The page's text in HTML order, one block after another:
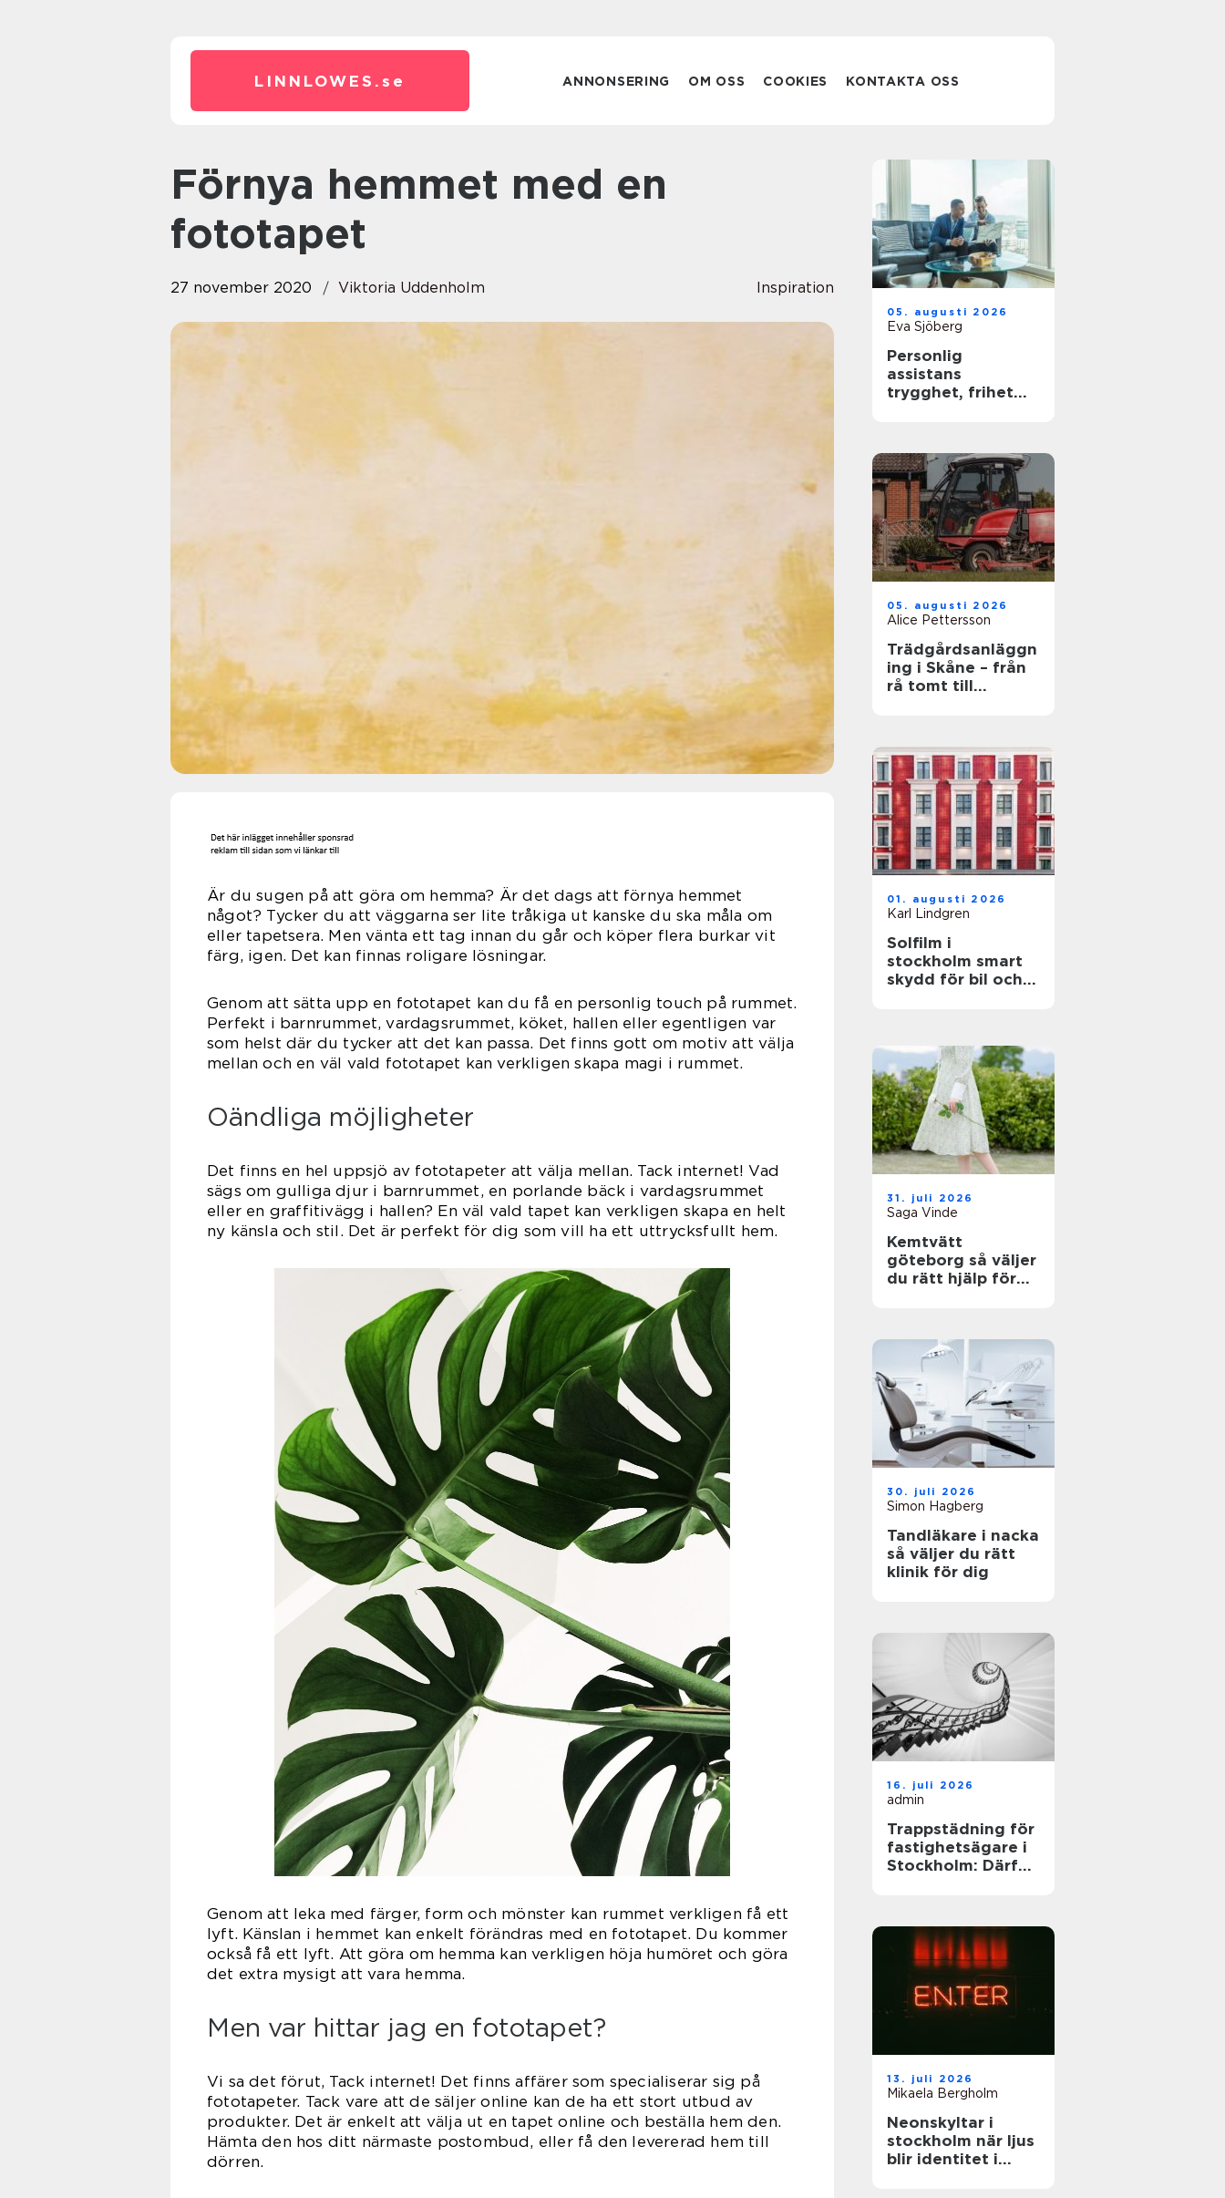
LINNLOWES. se ANNONSERING OM OSS COOKIES KONTAKTA OSS
Förnya hemmet med en
fototapet
27 november 2020 Viktoria Uddenholm Inspiration
Är du sugen på att göra om hemma? Är det dags att förnya hemmet
något? Tycker du att väggarna ser lite tråkiga ut kanske du ska måla om
eller tapetsera. Men vänta ett tag innan du går och köper flera burkar vit
färg, igen. Det kan finnas roligare lösningar.
Genom att sätta upp en fototapet kan du få en personlig touch på rummet.
Perfekt i barnrummet, vardagsrummet, köket, hallen eller egentligen var
som helst där du tycker att det kan passa. Det finns gott om motiv att välja
mellan och en väl vald fototapet kan verkligen skapa magi i rummet.
Oändliga möjligheter
Det finns en hel uppsjö av fototapeter att välja mellan. Tack internet! Vad
sägs om gulliga djur i barnrummet, en porlande bäck i vardagsrummet
eller en graffitivägg i hallen? En väl vald tapet kan verkligen skapa en helt
ny känsla och stil. Det är perfekt för dig som vill ha ett uttrycksfullt hem.
Genom att leka med färger, form och mönster kan rummet verkligen få ett
lyft. Känslan i hemmet kan enkelt förändras med en fototapet. Du kommer
också få ett lyft. Att göra om hemma kan verkligen höja humöret och göra
det extra mysigt att vara hemma.
Men var hittar jag en fototapet?
Vi sa det förut, Tack internet! Det finns affärer som specialiserar sig på
fototapeter. Tack vare att de säljer online kan de ha ett stort utbud av
produkter. Det är enkelt att välja ut en tapet online och beställa hem den.
Hämta den hos ditt närmaste postombud, eller få den levererad hem till
dörren.
05. augusti 2026
Eva Sjöberg
Personlig
assistans
trygghet, frihet
05. augusti 2026
Alice Pettersson
Trädgårdsanläggn
ing i Skåne – från
rå tomt till
01. augusti 2026
Karl Lindgren
Solfilm i
stockholm smart
skydd för bil och
31. juli 2026
Saga Vinde
Kemtvätt
göteborg så väljer
du rätt hjälp för
30. juli 2026
Simon Hagberg
Tandläkare i nacka
så väljer du rätt
klinik för dig
16. juli 2026
admin
Trappstädning för
fastighetsägare i
Stockholm: Därför
13. juli 2026
Mikaela Bergholm
Neonskyltar i
stockholm när ljus
blir identitet i